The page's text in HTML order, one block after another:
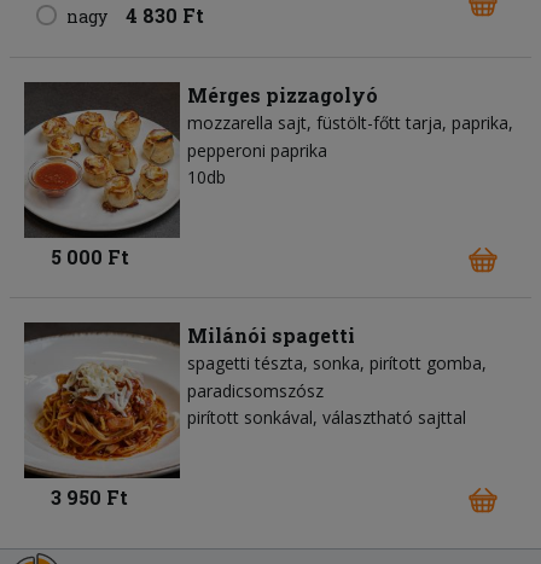
nagy 4 830 Ft
Mérges pizzagolyó
mozzarella sajt füstölt-főtt tarja paprika
pepperoni paprika
10db
5 000 Ft
Milánói spagetti
spagetti tészta sonka pirított gomba
paradicsomszósz
pirított sonkával, választható sajttal
3 950 Ft